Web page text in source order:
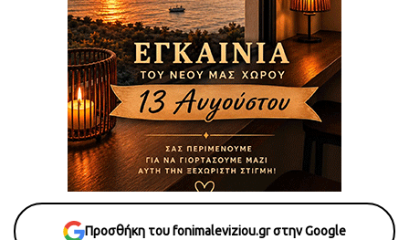
Προσθήκη του fonimaleviziou.gr στην Google